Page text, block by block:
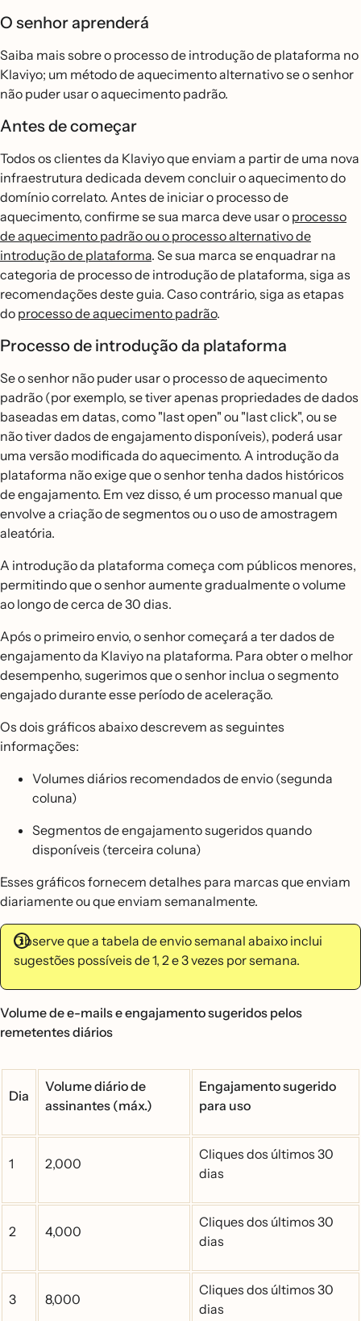
O senhor aprenderá
Saiba mais sobre o processo de introdução de plataforma no
Klaviyo; um método de aquecimento alternativo se o senhor
não puder usar o aquecimento padrão.
Antes de começar
Todos os clientes da Klaviyo que enviam a partir de uma nova
infraestrutura dedicada devem concluir o aquecimento do
domínio correlato. Antes de iniciar o processo de
aquecimento, confirme se sua marca deve usar o processo
de aquecimento padrão ou o processo alternativo de
introdução de plataforma. Se sua marca se enquadrar na
categoria de processo de introdução de plataforma, siga as
recomendações deste guia. Caso contrário, siga as etapas
do processo de aquecimento padrão.
Processo de introdução da plataforma
Se o senhor não puder usar o processo de aquecimento
padrão (por exemplo, se tiver apenas propriedades de dados
baseadas em datas, como "last open" ou "last click", ou se
não tiver dados de engajamento disponíveis), poderá usar
uma versão modificada do aquecimento. A introdução da
plataforma não exige que o senhor tenha dados históricos
de engajamento. Em vez disso, é um processo manual que
envolve a criação de segmentos ou o uso de amostragem
aleatória.
A introdução da plataforma começa com públicos menores,
permitindo que o senhor aumente gradualmente o volume
ao longo de cerca de 30 dias.
Após o primeiro envio, o senhor começará a ter dados de
engajamento da Klaviyo na plataforma. Para obter o melhor
desempenho, sugerimos que o senhor inclua o segmento
engajado durante esse período de aceleração.
Os dois gráficos abaixo descrevem as seguintes
informações:
Volumes diários recomendados de envio (segunda
coluna)
Segmentos de engajamento sugeridos quando
disponíveis (terceira coluna)
Esses gráficos fornecem detalhes para marcas que enviam
diariamente ou que enviam semanalmente.
Observe que a tabela de envio semanal abaixo inclui
sugestões possíveis de 1, 2 e 3 vezes por semana.
Volume de e-mails e engajamento sugeridos pelos
remetentes diários
Dia
Volume diário de
assinantes (máx.)
Engajamento sugerido
para uso
1 2,000
Cliques dos últimos 30
dias
2 4,000
Cliques dos últimos 30
dias
3 8,000
Cliques dos últimos 30
dias